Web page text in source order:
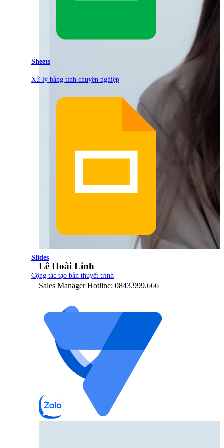
Lê Hoài Linh
Sales Manager Hotline: 0843.999.666
Sheets
Xử lý bảng tính chuyên nghiệp
Slides
Cộng tác tạo bản thuyết trình